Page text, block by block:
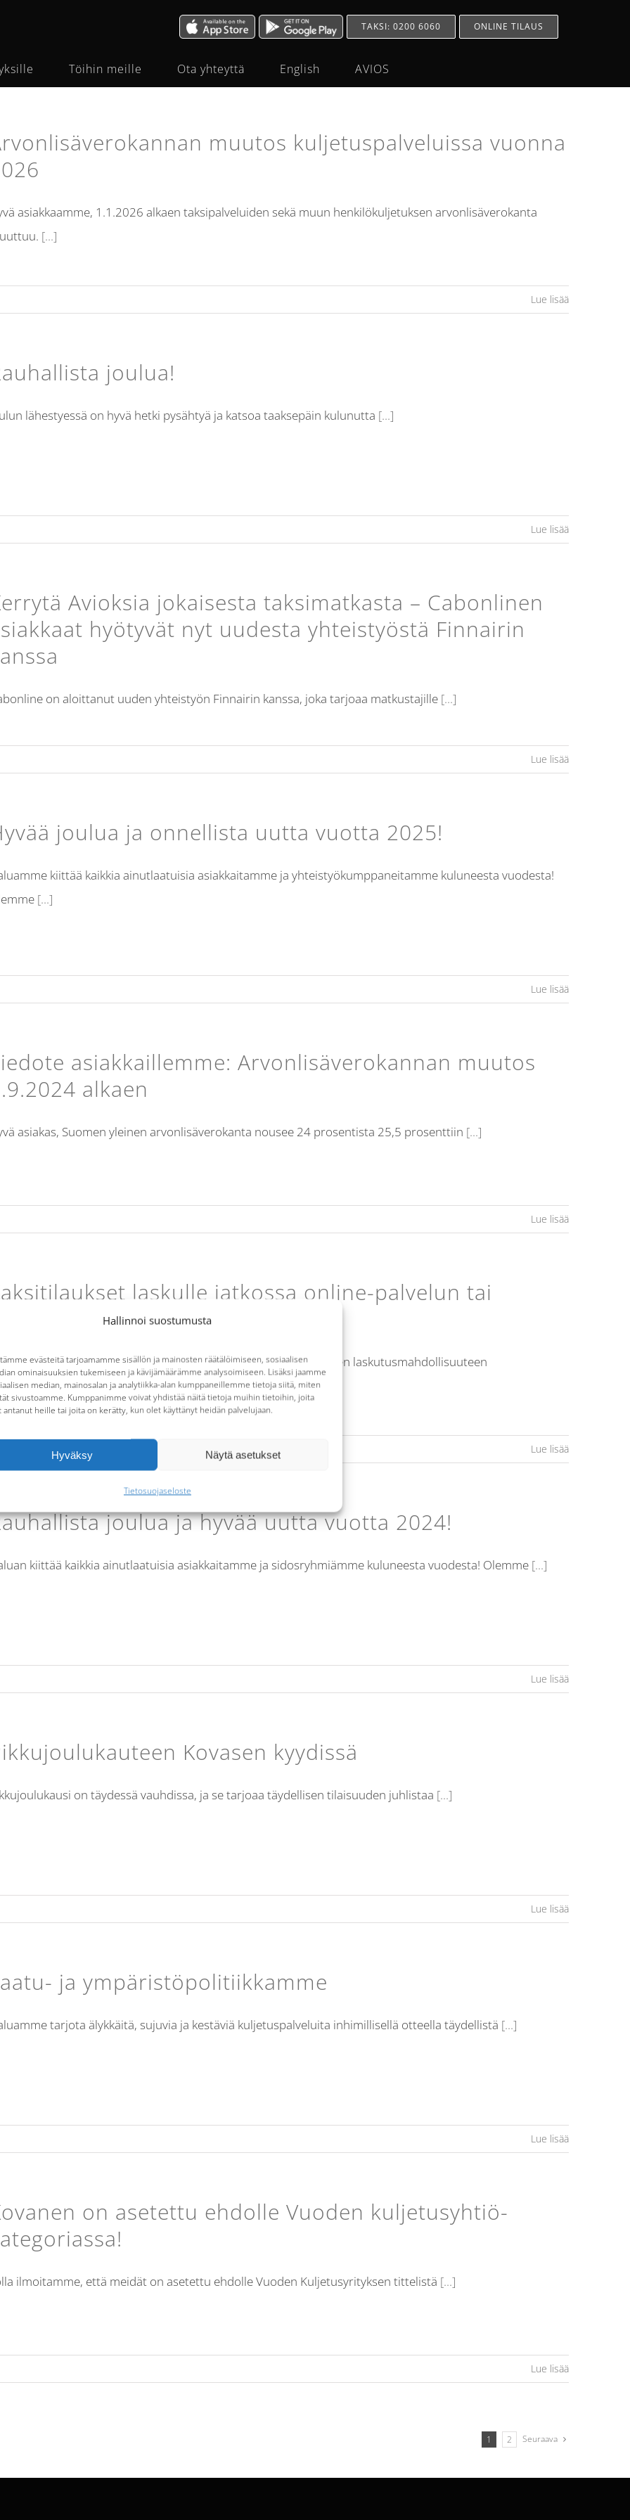
Hallinnoi suostumusta
evästeitä tarjoamamme sisällön ja mainosten räätälöimiseen, sosiaalisen
ominaisuuksien tukemiseen ja kävijämäärämme analysoimiseen. Lisäksi jaamme
median, mainosalan ja analytiikka-alan kumppaneillemme tietoja siitä, miten
sivustoamme. Kumppanimme voivat yhdistää näitä tietoja muihin tietoihin, joita
antanut heille tai joita on kerätty, kun olet käyttänyt heidän palvelujaan.
Hyväksy Näytä asetukset
Tietosuojaseloste
TAKSI: 0200 6060 ONLINE TILAUS
Töihin meille Ota yhteyttä English AVIOS
muutos kuljetuspalveluissa vuonna
asiakkaamme, 1.1.2026 alkaen taksipalveluiden sekä muun henkilökuljetuksen arvonlisäverokanta
[...]
Lue lisää
joulua!
lähestyessä on hyvä hetki pysähtyä ja katsoa taaksepäin kulunutta [...]
Lue lisää
Avioksia jokaisesta taksimatkasta – Cabonlinen
hyötyvät nyt uudesta yhteistyöstä Finnairin
on aloittanut uuden yhteistyön Finnairin kanssa, joka tarjoaa matkustajille [...]
Lue lisää
joulua ja onnellista uutta vuotta 2025!
kiittää kaikkia ainutlaatuisia asiakkaitamme ja yhteistyökumppaneitamme kuluneesta vuodesta!
[...]
Lue lisää
asiakkaillemme: Arvonlisäverokannan muutos
alkaen
asiakas, Suomen yleinen arvonlisäverokanta nousee 24 prosentista 25,5 prosenttiin [...]
Lue lisää
laskulle jatkossa online-palvelun tai
sovelluksen kautta
2024 aikana toteutamme päivityksen, joka liittyy taksien laskutusmahdollisuuteen
[...]
Lue lisää
joulua ja hyvää uutta vuotta 2024!
kiittää kaikkia ainutlaatuisia asiakkaitamme ja sidosryhmiämme kuluneesta vuodesta! Olemme [...]
Lue lisää
Kovasen kyydissä
on täydessä vauhdissa, ja se tarjoaa täydellisen tilaisuuden juhlistaa [...]
Lue lisää
ja ympäristöpolitiikkamme
tarjota älykkäitä, sujuvia ja kestäviä kuljetuspalveluita inhimillisellä otteella täydellistä [...]
Lue lisää
on asetettu ehdolle Vuoden kuljetusyhtiö-
ilmoitamme, että meidät on asetettu ehdolle Vuoden Kuljetusyrityksen tittelistä [...]
Lue lisää
1 2 Seuraava